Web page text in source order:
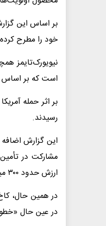
خود را مطرح
نیویورک‌تایمز
است که بر اساس
رسیدند.
این گزارش
مشارکت در
ارزش حدود ۳۰۰ میلیارد دلار نیز مطرح شده است.
در همین حال،
در عین حال